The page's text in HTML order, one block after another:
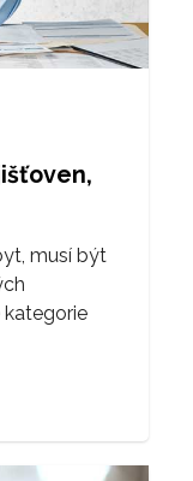
musí být
kategorie